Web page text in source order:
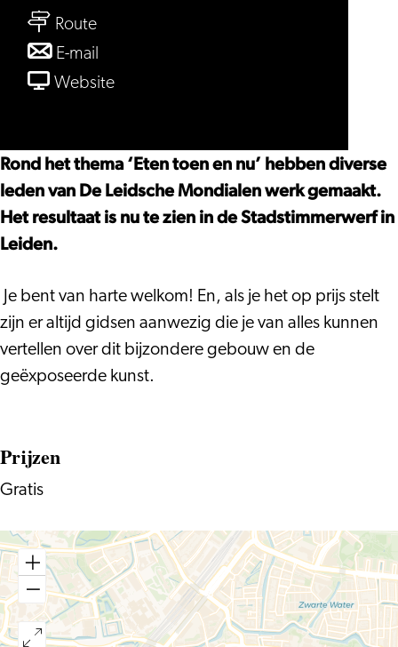
Routenaar
Eten
toen
E-mail
Eten
nu
Websitevan
en
nu
Rond het thema ‘Eten toen en nu’ hebben diverse
leden van De Leidsche Mondialen werk gemaakt.
Het resultaat is nu te zien in de Stadstimmerwerf in
Leiden.
Je bent van harte welkom! En, als je het op prijs stelt
zijn er altijd gidsen aanwezig die je van alles kunnen
vertellen over dit bijzondere gebouw en de
geëxposeerde kunst.
Prijzen
Gratis